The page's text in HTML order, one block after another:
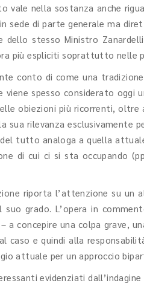
vale nella sostanza anche
sede di parte generale ma
dello stesso Ministro
più espliciti soprattutto nelle
conto di come una
viene spesso considerato
obiezioni più ricorrenti,
sua rilevanza esclusivamente
tutto analoga a quella
di cui ci si sta occupando
riporta l’attenzione su
suo grado. L’opera in
a concepire una colpa grave,
caso e quindi alla
attuale per un approccio
evidenziati